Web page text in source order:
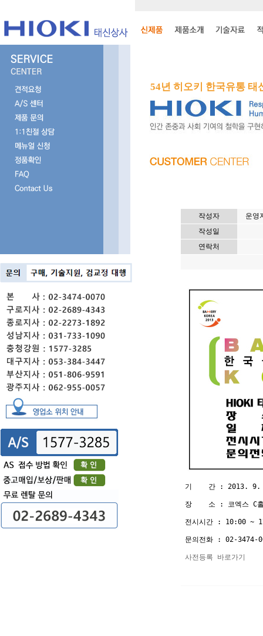
54년 히오키 한국유통 태
작성자
운영
작성일
연락처
기    간 : 2013.
장    소 : 코엑스 C
전시시간 : 10:00 ~
문의전화 : 02-3474-
사전등록 바로가기